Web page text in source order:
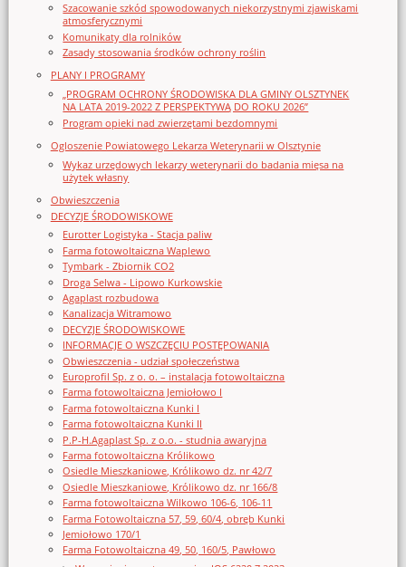
Szacowanie szkód spowodowanych niekorzystnymi zjawiskami
atmosferycznymi
Komunikaty dla rolników
Zasady stosowania środków ochrony roślin
PLANY I PROGRAMY
„PROGRAM OCHRONY ŚRODOWISKA DLA GMINY OLSZTYNEK
NA LATA 2019-2022 Z PERSPEKTYWĄ DO ROKU 2026”
Program opieki nad zwierzętami bezdomnymi
Ogloszenie Powiatowego Lekarza Weterynarii w Olsztynie
Wykaz urzędowych lekarzy weterynarii do badania mięsa na
użytek własny
Obwieszczenia
DECYZJE ŚRODOWISKOWE
Eurotter Logistyka - Stacja paliw
Farma fotowoltaiczna Waplewo
Tymbark - Zbiornik CO2
Droga Selwa - Lipowo Kurkowskie
Agaplast rozbudowa
Kanalizacja Witramowo
DECYZJE ŚRODOWISKOWE
INFORMACJE O WSZCZĘCIU POSTĘPOWANIA
Obwieszczenia - udział społeczeństwa
Europrofil Sp. z o. o. – instalacja fotowoltaiczna
Farma fotowoltaiczna Jemiołowo I
Farma fotowoltaiczna Kunki I
Farma fotowoltaiczna Kunki II
P.P-H.Agaplast Sp. z o.o. - studnia awaryjna
Farma fotowoltaiczna Królikowo
Osiedle Mieszkaniowe, Królikowo dz. nr 42/7
Osiedle Mieszkaniowe, Królikowo dz. nr 166/8
Farma fotowoltaiczna Wilkowo 106-6, 106-11
Farma Fotowoltaiczna 57, 59, 60/4, obręb Kunki
Jemiołowo 170/1
Farma Fotowoltaiczna 49, 50, 160/5, Pawłowo